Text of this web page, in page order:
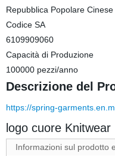
Repubblica Popolare Cinese
Codice SA
6109909060
Capacità di Produzione
100000 pezzi/anno
Descrizione del
https://spring-
logo cuore
Informazioni sul prodotto